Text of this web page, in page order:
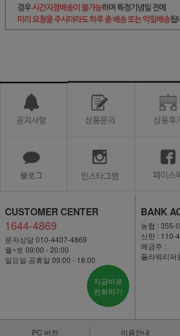
CUSTOMER CENTER
1644-4869
문자상담 010-4407-4869
월~토 09:00 - 20:00
일요일·공휴일 09:00 - 18:00
지금바로
전화하기
BANK
농협 : 355-
신한 : 110-
예금주 :
플라워리퍼
PC 버전 이용안내